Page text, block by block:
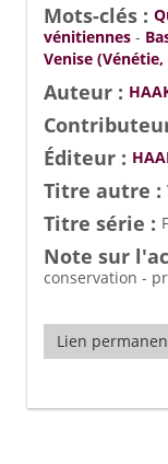
Mots-clés :
vénitiennes -
Venise
Auteur :
Éditeur :
Titre autre :
Titre série :
Note sur
conservation -
Lien